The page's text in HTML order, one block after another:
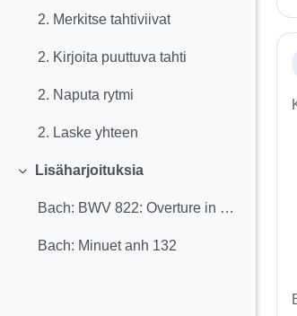
2. Merkitse tahtiviivat
2. Kirjoita puuttuva tahti
2. Naputa rytmi
2. Laske yhteen
Tiivistä
Lisäharjoituksia
Bach: BWV 822: Overture in G Minor Minuet
Bach: Minuet anh 132